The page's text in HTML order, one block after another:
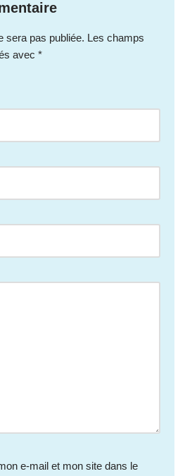
sera pas publiée. Les champs
avec *
e-mail et mon site dans le